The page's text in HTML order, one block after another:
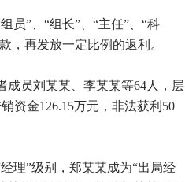
员”、“组长”、“主任”、“科
，再发放一定比例的返利。
成员刘某某、李某某等64人，层
资金126.15万元，非法获利50
理”级别，郑某某成为“出局经